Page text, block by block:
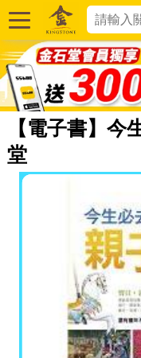
【電子書】今
堂